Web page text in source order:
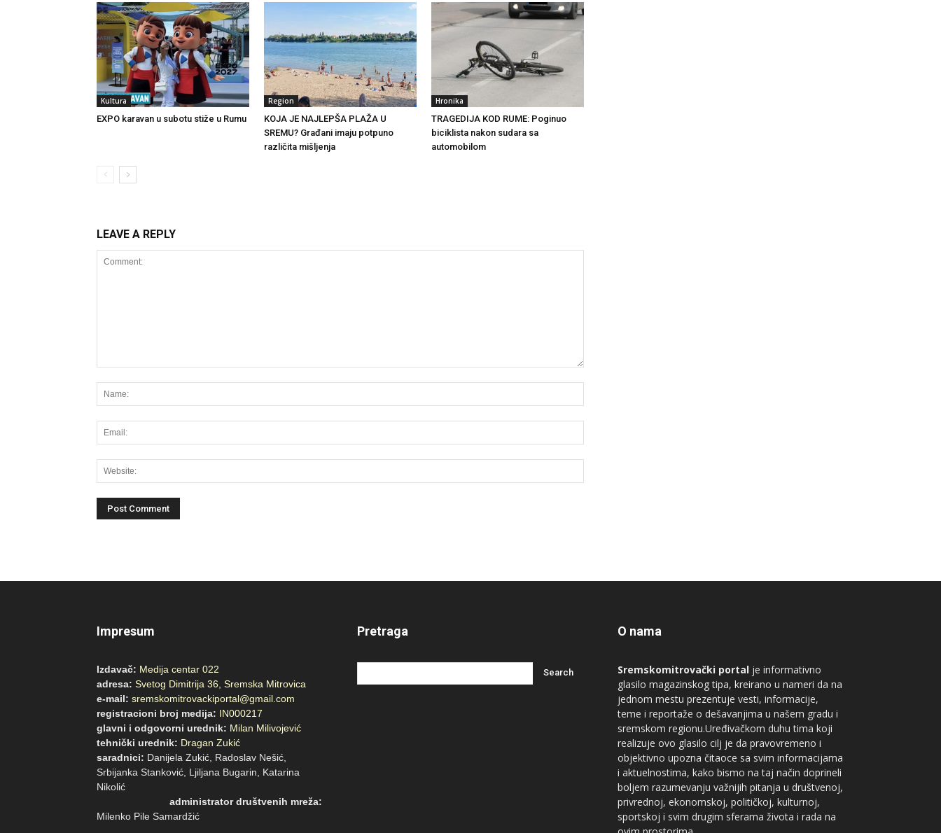
Kultura
EXPO karavan u subotu stiže u Rumu
Region
KOJA JE NAJLEPŠA PLAŽA U
SREMU? Građani imaju potpuno
različita mišljenja
Hronika
TRAGEDIJA KOD RUME: Poginuo
biciklista nakon sudara sa
automobilom
LEAVE A REPLY
Impresum
Izdavač: Medija centar 022
adresa: Svetog Dimitrija 36, Sremska Mitrovica
e-mail: sremskomitrovackiportal@gmail.com
registracioni broj medija: IN000217
glavni i odgovorni urednik: Milan Milivojević
tehnički urednik: Dragan Zukić
saradnici: Danijela Zukić, Radoslav Nešić,
Srbijanka Stanković, Ljiljana Bugarin, Katarina
Nikolić
administrator društvenih mreža:
Milenko Pile Samardžić
Pretraga O nama
Sremskomitrovački portal je informativno
glasilo magazinskog tipa, kreirano u nameri da na
jednom mestu prezentuje vesti, informacije,
teme i reportaže o dešavanjima u našem gradu i
sremskom regionu.Uređivačkom duhu tima koji
realizuje ovo glasilo cilj je da pravovremeno i
objektivno upozna čitaoce sa svim informacijama
i aktuelnostima, kako bismo na taj način doprineli
boljem razumevanju važnijih pitanja u društvenoj,
privrednoj, ekonomskoj, političkoj, kulturnoj,
sportskoj i svim drugim sferama života i rada na